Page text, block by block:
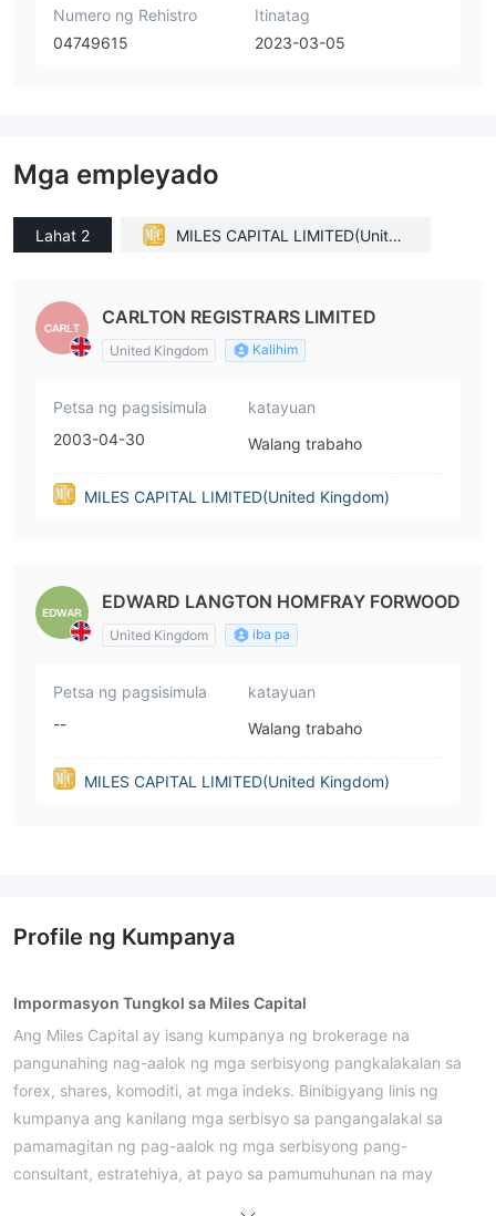
Numero ng Rehistro
04749615
Itinatag
2023-03-05
Mga empleyado
Lahat 2
MILES CAPITAL LIMITED(United
CARLTON REGISTRARS LIMITED
United Kingdom Kalihim
Petsa ng pagsisimula
2003-04-30
katayuan
Walang trabaho
MILES CAPITAL LIMITED(United Kingdom)
EDWARD LANGTON HOMFRAY FORWOOD
United Kingdom iba pa
Petsa ng pagsisimula
--
katayuan
Walang trabaho
MILES CAPITAL LIMITED(United Kingdom)
Profile ng Kumpanya
Impormasyon Tungkol sa Miles Capital
Ang Miles Capital ay isang kumpanya ng brokerage na
pangunahing nag-aalok ng mga serbisyong pangkalakalan sa
forex, shares, komoditi, at mga indeks. Binibigyang linis ng
kumpanya ang kanilang mga serbisyo sa pangangalakal sa
pamamagitan ng pag-aalok ng mga serbisyong pang-
consultant, estratehiya, at payo sa pamumuhunan na may